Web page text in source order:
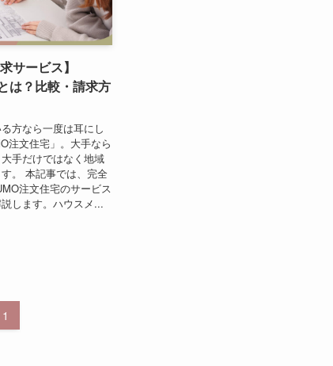
サービス】
は？比較・請求方
方なら一度は耳にし
注文住宅」。大手なら
手だけではなく地域
。 本記事では、完全
注文住宅のサービス
します。ハウスメ...
1